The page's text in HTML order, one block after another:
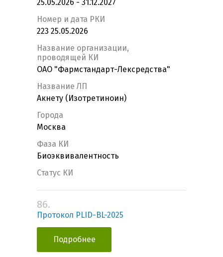
25.05.2026 - 31.12.2027
Номер и дата РКИ
223 25.05.2026
Название организации,
проводящей КИ
ОАО "Фармстандарт-Лексредства"
Название ЛП
Акнету (Изотретиноин)
Города
Москва
Фаза КИ
Биоэквивалентность
Статус КИ
86.
Протокол PLID-BL-2025
Подробнее